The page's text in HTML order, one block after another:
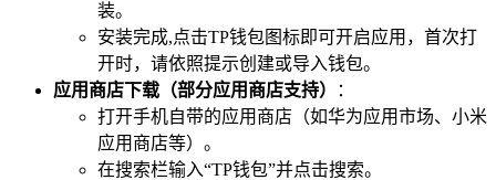
装。
安装完成,点击TP钱包图标即可开启应用，首次打
开时，请依照提示创建或导入钱包。
应用商店下载（部分应用商店支持）
：
打开手机自带的应用商店（如华为应用市场、小米
应用商店等）。
在搜索栏输入“TP钱包”并点击搜索。